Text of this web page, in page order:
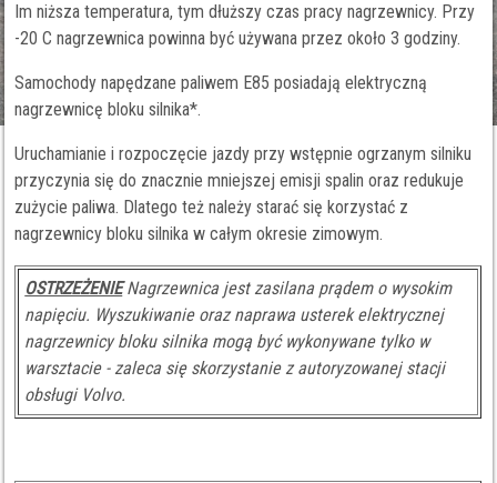
Im niższa temperatura, tym dłuższy czas pracy nagrzewnicy. Przy
-20 C nagrzewnica powinna być używana przez około 3 godziny.
Samochody napędzane paliwem E85 posiadają elektryczną
nagrzewnicę bloku silnika*.
Uruchamianie i rozpoczęcie jazdy przy wstępnie ogrzanym silniku
przyczynia się do znacznie mniejszej emisji spalin oraz redukuje
zużycie paliwa. Dlatego też należy starać się korzystać z
nagrzewnicy bloku silnika w całym okresie zimowym.
OSTRZEŻENIENagrzewnica jest zasilana prądem o wysokim
napięciu. Wyszukiwanie oraz naprawa usterek elektrycznej
nagrzewnicy bloku silnika mogą być wykonywane tylko w
warsztacie - zaleca się skorzystanie z autoryzowanej stacji
obsługi Volvo.